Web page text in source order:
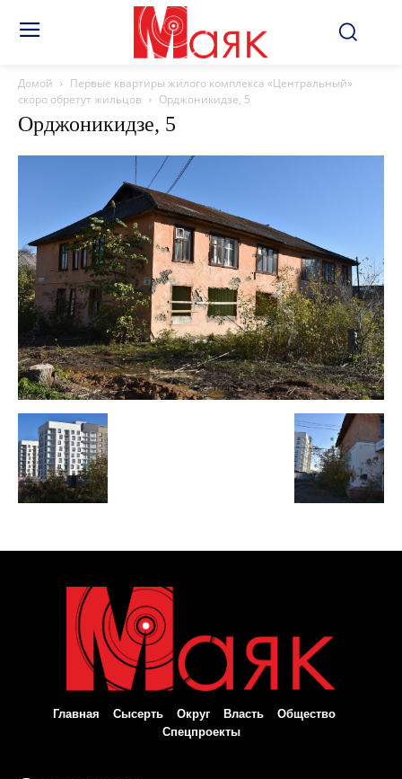
Домой
Первые квартиры жилого комплекса «Центральный»
скоро обретут жильцов
Орджоникидзе, 5
Орджоникидзе, 5
Главная Сысерть Округ Власть
Общество
Спецпроекты